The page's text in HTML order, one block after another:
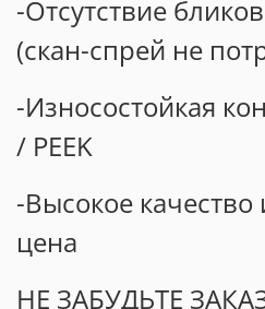
-Отсутствие
(скан-спрей не
-Износостойкая
/ PEEK
-Высокое качество
цена
НЕ ЗАБУДЬТЕ